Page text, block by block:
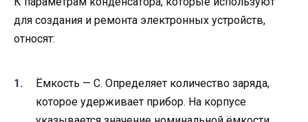
для создания и ремонта электронных устройств,
относят:
Ёмкость — С. Определяет количество заряда,
которое удерживает прибор. На корпусе